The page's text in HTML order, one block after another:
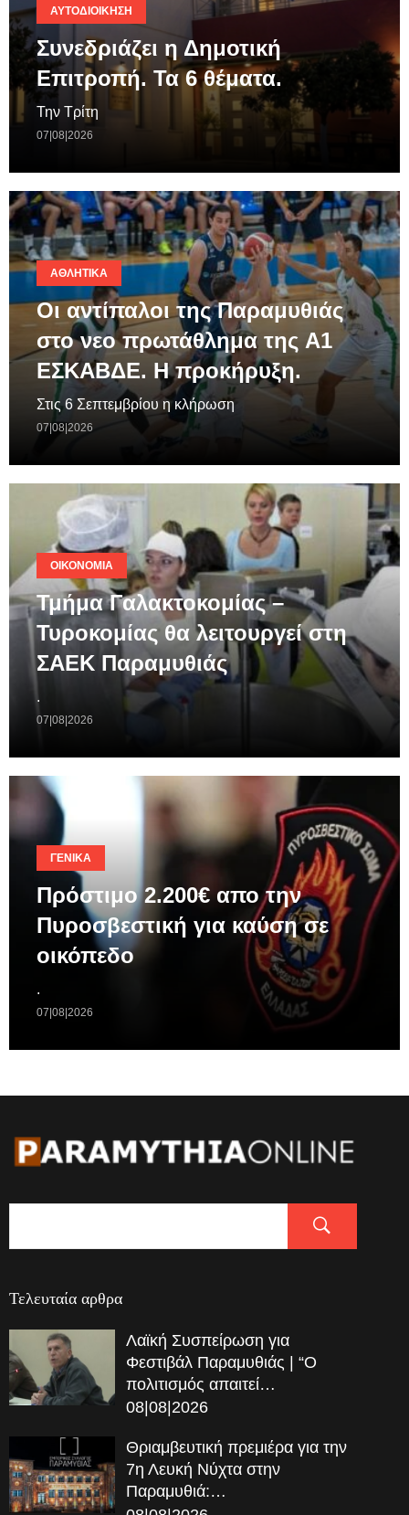
ΑΥΤΟΔΙΟΊΚΗΣΗ
Συνεδριάζει η Δημοτική
Επιτροπή. Τα 6 θέματα.
Την Τρίτη
07|08|2026
ΑΘΛΗΤΙΚΆ
Οι αντίπαλοι της Παραμυθιάς
στο νεο πρωτάθλημα της A1
ΕΣΚΑΒΔΕ. Η προκήρυξη.
Στις 6 Σεπτεμβρίου η κλήρωση
07|08|2026
ΟΙΚΟΝΟΜΊΑ
Τμήμα Γαλακτοκομίας –
Τυροκομίας θα λειτουργεί στη
ΣΑΕΚ Παραμυθιάς
.
07|08|2026
ΓΕΝΙΚΆ
Πρόστιμο 2.200€ απο την
Πυροσβεστική για καύση σε
οικόπεδο
.
07|08|2026
Τελευταία αρθρα
Λαϊκή Συσπείρωση για
Φεστιβάλ Παραμυθιάς | “Ο
πολιτισμός απαιτεί…
08|08|2026
Θριαμβευτική πρεμιέρα για την
7η Λευκή Νύχτα στην
Παραμυθιά:…